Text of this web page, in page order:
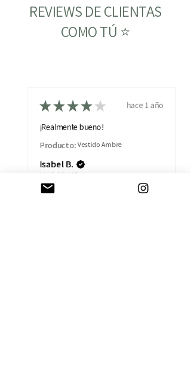
REVIEWS DE CLIENTAS
COMO TÚ ⭐
★★★★ ★
hace 1 año
¡Realmente bueno!
Producto: Vestido Ambre
Isabel B.
Madrid, MD